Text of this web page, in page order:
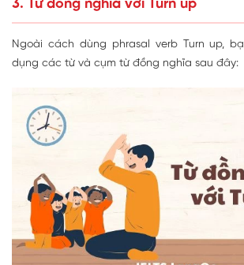
3. Từ đồng nghĩa với Turn up
Ngoài cách dùng phrasal verb Turn up,
dụng các từ và cụm từ đồng nghĩa sau đây: